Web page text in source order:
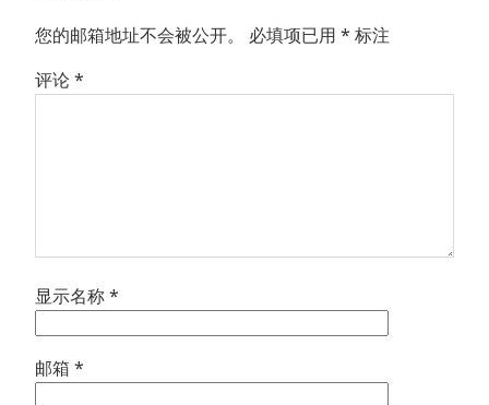
您的邮箱地址不会被公开。 必填项已用 * 标注
评论*
显示名称*
邮箱 *